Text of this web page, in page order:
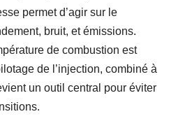
permet d’agir sur le
bruit, et émissions.
de combustion est
de l’injection, combiné à
un outil central pour éviter